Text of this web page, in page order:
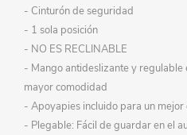
- Cinturón de seguridad
- 1 sola posición
- NO ES RECLINABLE
- Mango antideslizante y
mayor comodidad
- Apoyapies incluido para un
- Plegable: Fácil de guardar en el